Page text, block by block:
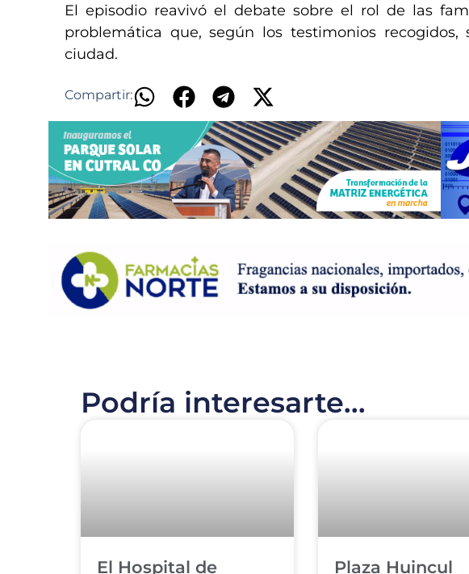
El episodio reavivó el debate sobre el rol de las
problemática que, según los testimonios
ciudad.
Compartir:
Podría interesarte...
El Hospital de
Plaza Huincul